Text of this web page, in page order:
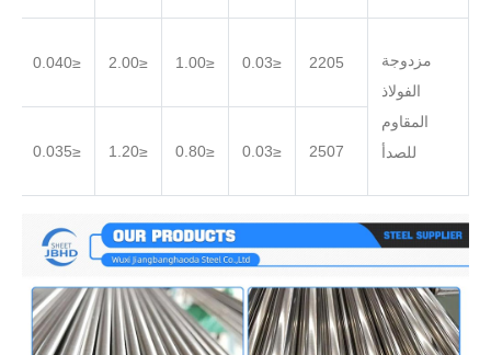
مزدوجة
الفولاذ
المقاوم
للصدأ
2205
≤0.03
≤1.00
≤2.00
≤0.040
2507
≤0.03
≤0.80
≤1.20
≤0.035